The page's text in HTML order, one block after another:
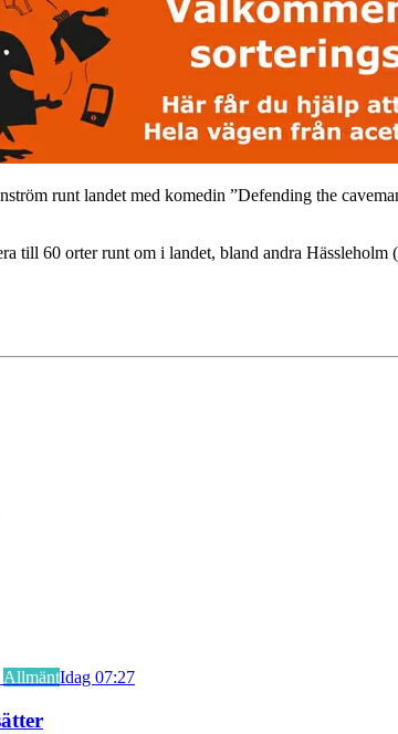
runt landet med komedin ”Defending the
till 60 orter runt om i landet, bland andra
AllmäntIdag 07:27